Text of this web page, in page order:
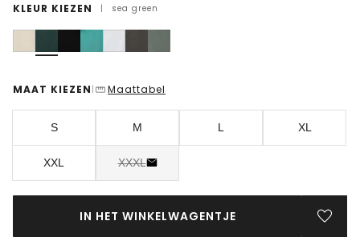
KLEUR KIEZEN | sea green
MAAT KIEZEN | Maattabel
S M L XL
XXL XXXL
IN HET WINKELWAGENTJE